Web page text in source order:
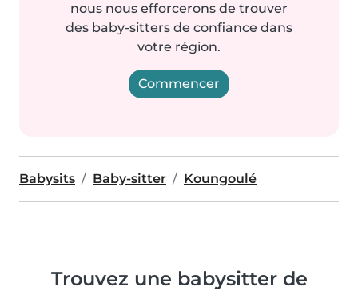
nous nous efforcerons de trouver
des baby-sitters de confiance dans
votre région.
Commencer
Babysits Baby-sitter Koungoulé
Trouvez une babysitter de